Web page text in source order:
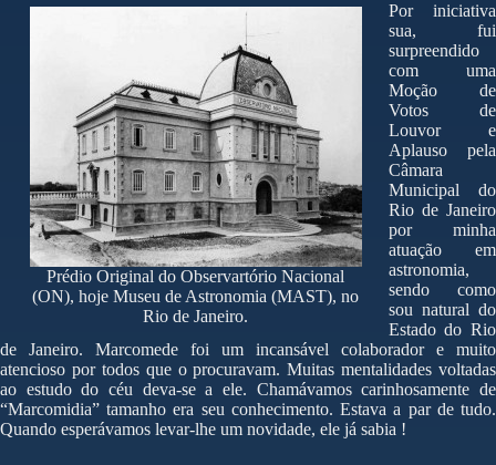
Prédio Original do Observartório Nacional
(ON), hoje Museu de Astronomia (MAST), no
Rio de Janeiro.
Por iniciativa
sua, fui
surpreendido
com uma
Moção de
Votos de
Louvor e
Aplauso pela
Câmara
Municipal do
Rio de Janeiro
por minha
atuação em
astronomia,
sendo como
sou natural do
Estado do Rio
de Janeiro. Marcomede foi um incansável colaborador e muito
atencioso por todos que o procuravam. Muitas mentalidades voltadas
ao estudo do céu deva-se a ele. Chamávamos carinhosamente de
“Marcomidia” tamanho era seu conhecimento. Estava a par de tudo.
Quando esperávamos levar-lhe um novidade, ele já sabia !